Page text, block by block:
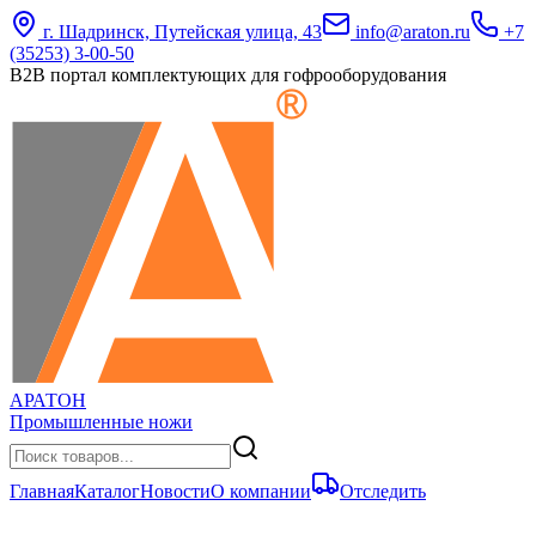
г. Шадринск, Путейская улица, 43 info@araton.ru
+7
(35253) 3-00-50
B2B портал комплектующих для гофрооборудования
АРАТОН
Промышленные ножи
ГлавнаяКаталогНовостиО компании Отследить